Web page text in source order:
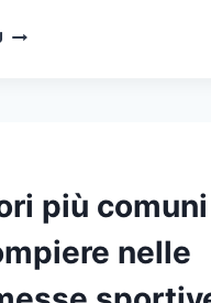
UN
PULIZIA
DELLE
APPARECCHIATURE
DA
più
nelle